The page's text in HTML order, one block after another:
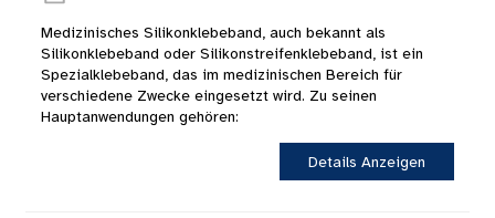
Medizinisches Silikonklebeband, auch bekannt als
Silikonklebeband oder Silikonstreifenklebeband, ist ein
Spezialklebeband, das im medizinischen Bereich für
verschiedene Zwecke eingesetzt wird. Zu seinen
Hauptanwendungen gehören:
Details Anzeigen